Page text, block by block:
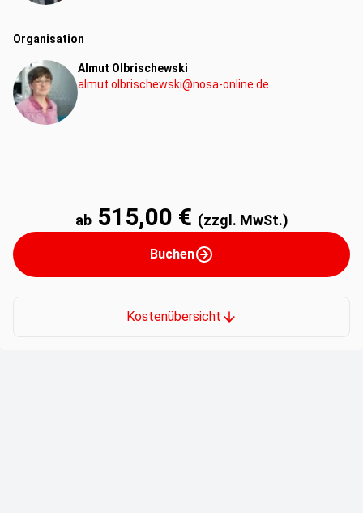
Organisation
Almut Olbrischewski
almut.olbrischewski@nosa-online.de
ab 515,00 € (zzgl. MwSt.)
Buchen
Kostenübersicht